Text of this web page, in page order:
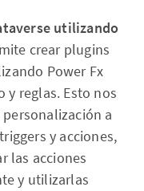
utilizando
crear plugins
Power Fx
y reglas. Esto nos
a
y acciones,
las acciones
y utilizarlas